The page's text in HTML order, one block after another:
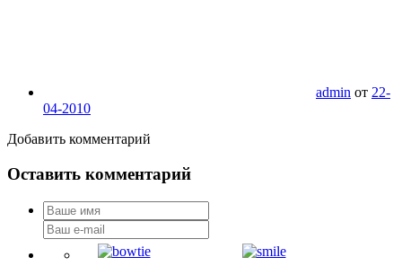
admin от 22-
04-2010
Добавить комментарий
Оставить комментарий